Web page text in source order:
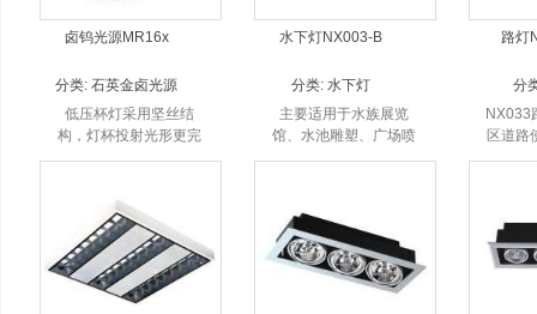
卤钨光源MR16x
分类:石英金卤光源
低压杯灯采用坚丝结
构，灯杯投射光形更完
美；
水下灯NX003-B
分类:水下灯
主要适用于水族展览
馆、水池雕塑、广场喷
泉等水体照明。
路灯
分
NX033
区道路
高速